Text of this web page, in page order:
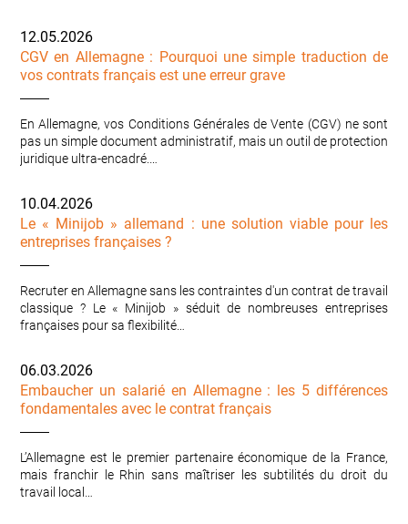
12.05.2026
CGV en Allemagne : Pourquoi une simple traduction de
vos contrats français est une erreur grave
En Allemagne, vos Conditions Générales de Vente (CGV) ne sont
pas un simple document administratif, mais un outil de protection
juridique ultra-encadré.…
10.04.2026
Le « Minijob » allemand : une solution viable pour les
entreprises françaises ?
Recruter en Allemagne sans les contraintes d'un contrat de travail
classique ? Le « Minijob » séduit de nombreuses entreprises
françaises pour sa flexibilité…
06.03.2026
Embaucher un salarié en Allemagne : les 5 différences
fondamentales avec le contrat français
L’Allemagne est le premier partenaire économique de la France,
mais franchir le Rhin sans maîtriser les subtilités du droit du
travail local…